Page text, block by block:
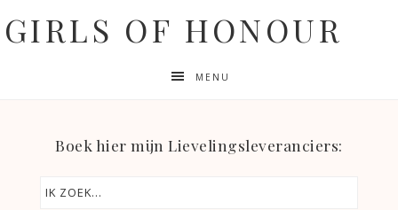
GIRLS OF HONOUR
MENU
Boek hier mijn Lievelingsleveranciers: